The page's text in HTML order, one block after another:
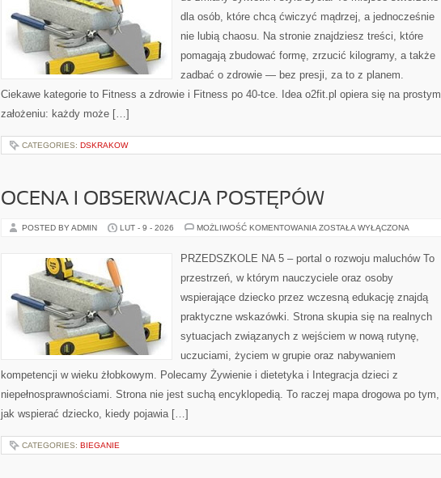
dla osób, które chcą ćwiczyć mądrzej, a jednocześnie
nie lubią chaosu. Na stronie znajdziesz treści, które
pomagają zbudować formę, zrzucić kilogramy, a także
zadbać o zdrowie — bez presji, za to z planem.
Ciekawe kategorie to Fitness a zdrowie i Fitness po 40-tce. Idea o2fit.pl opiera się na prostym
założeniu: każdy może […]
CATEGORIES: DSKRAKOW
OCENA I OBSERWACJA POSTĘPÓW
POSTED BY ADMIN LUT - 9 - 2026 MOŻLIWOŚĆ KOMENTOWANIA OCENA
POSTĘPÓW
ZOSTAŁA WYŁĄCZONA
PRZEDSZKOLE NA 5 – portal o rozwoju maluchów To
przestrzeń, w którym nauczyciele oraz osoby
wspierające dziecko przez wczesną edukację znajdą
praktyczne wskazówki. Strona skupia się na realnych
sytuacjach związanych z wejściem w nową rutynę,
uczuciami, życiem w grupie oraz nabywaniem
kompetencji w wieku żłobkowym. Polecamy Żywienie i dietetyka i Integracja dzieci z
niepełnosprawnościami. Strona nie jest suchą encyklopedią. To raczej mapa drogowa po tym,
jak wspierać dziecko, kiedy pojawia […]
CATEGORIES: BIEGANIE